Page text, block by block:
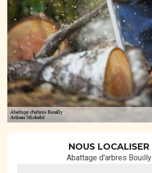
NOUS LOCALISER
Abattage d'arbres Bouilly